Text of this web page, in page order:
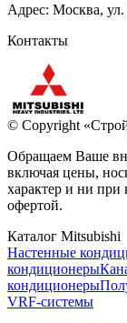
Адрес: Москва,
Контакты
© Copyright
Обращаем Ваше
включая цены,
характер и ни при
офертой.
Каталог Mitsubishi
Настенные
кондиционеры
кондиционеры
VRF-системы